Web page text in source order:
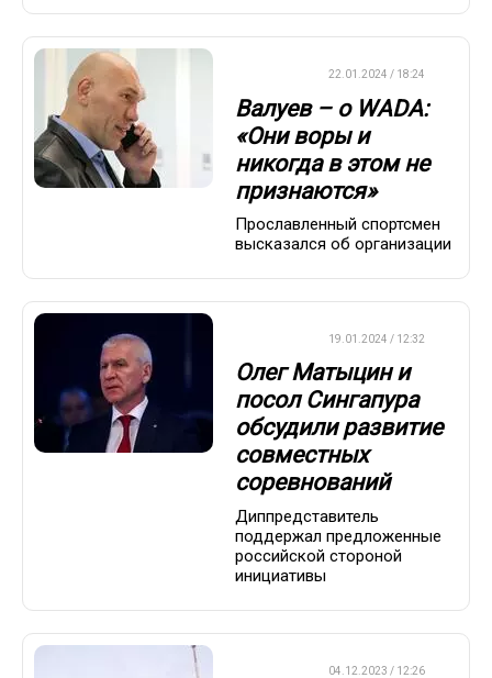
22.01.2024 / 18:24
Валуев – о WADA:
«Они воры и
никогда в этом не
признаются»
Прославленный спортсмен
высказался об организации
19.01.2024 / 12:32
Олег Матыцин и
посол Сингапура
обсудили развитие
совместных
соревнований
Диппредставитель
поддержал предложенные
российской стороной
инициативы
04.12.2023 / 12:26